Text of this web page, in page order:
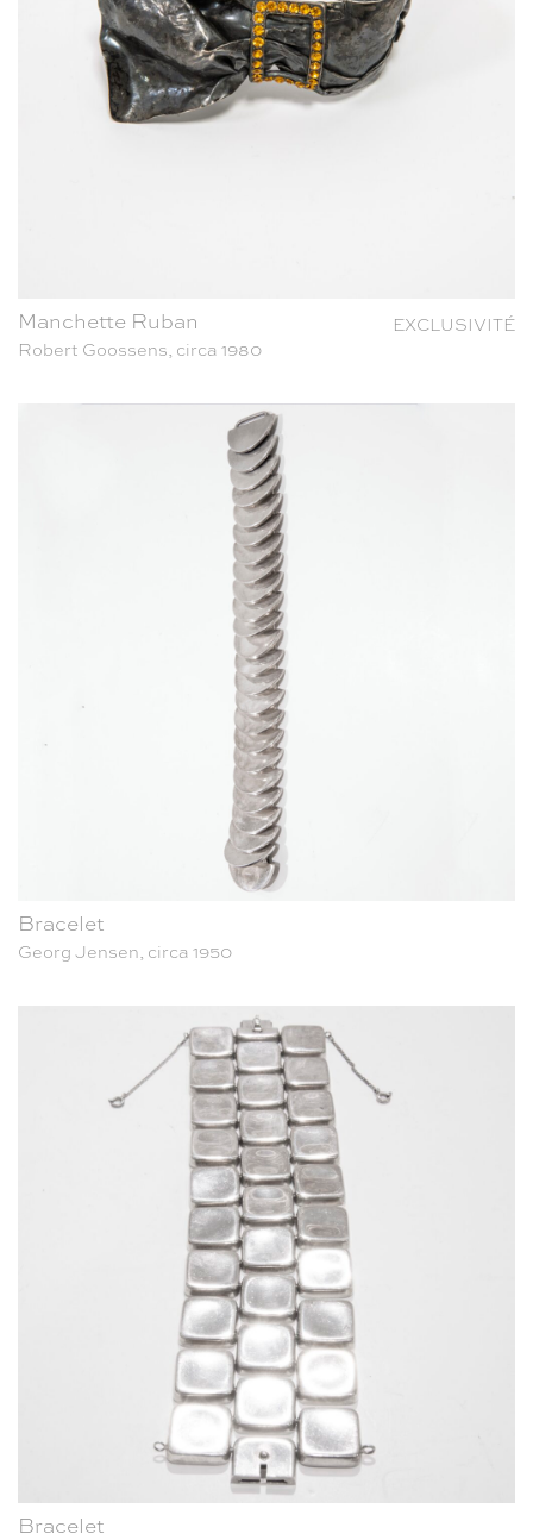
Manchette Ruban
EXCLUSIVITÉ
Robert Goossens, circa 1980
Bracelet
Georg Jensen, circa 1950
Bracelet